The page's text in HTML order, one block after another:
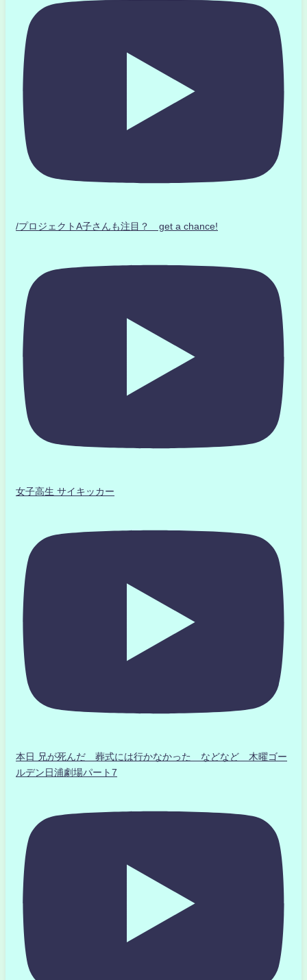
/プロジェクトA子さんも注目？ get a chance!
女子高生 サイキッカー
本日 兄が死んだ 葬式には行かなかった などなど 木曜ゴー
ルデン日浦劇場パート7